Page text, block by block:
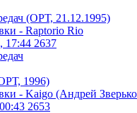
(ОРТ, 21.12.1995)
- Raptorio Rio
17:44 2637
1996)
- Kaigo (Андрей
2653